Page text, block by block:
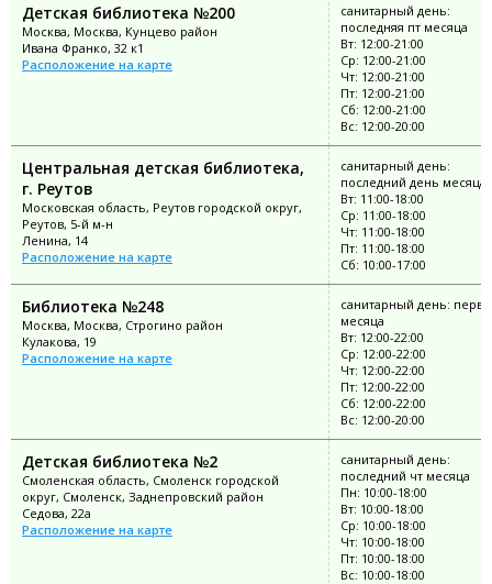
Детская библиотека №200
Москва, Москва, Кунцево район
Ивана Франко, 32 к1
Расположение на карте
санитарный день:
последняя пт месяца
Вт: 12:00-21:00
Ср: 12:00-21:00
Чт: 12:00-21:00
Пт: 12:00-21:00
Сб: 12:00-21:00
Вс: 12:00-20:00
Центральная детская библиотека,
г. Реутов
Московская область, Реутов городской округ,
Реутов, 5-й м-н
Ленина, 14
Расположение на карте
санитарный день:
последний день месяца
Вт: 11:00-18:00
Ср: 11:00-18:00
Чт: 11:00-18:00
Пт: 11:00-18:00
Сб: 10:00-17:00
Библиотека №248
Москва, Москва, Строгино район
Кулакова, 19
Расположение на карте
санитарный день:
месяца
Вт: 12:00-22:00
Ср: 12:00-22:00
Чт: 12:00-22:00
Пт: 12:00-22:00
Сб: 12:00-22:00
Вс: 12:00-20:00
Детская библиотека №2
Смоленская область, Смоленск городской
округ, Смоленск, Заднепровский район
Седова, 22а
Расположение на карте
санитарный день:
последний чт месяца
Пн: 10:00-18:00
Вт: 10:00-18:00
Ср: 10:00-18:00
Чт: 10:00-18:00
Пт: 10:00-18:00
Вс: 10:00-18:00